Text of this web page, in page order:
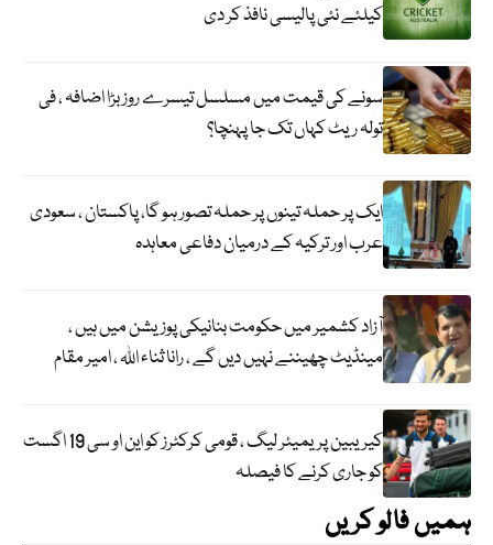
کیلئے نئی پالیسی نافذ کر دی
سونے کی قیمت میں مسلسل تیسرے روز بڑا اضافہ ، فی
تولہ ریٹ کہاں تک جا پہنچا؟
ایک پر حملہ تینوں پر حملہ تصور ہو گا، پاکستان ، سعودی
عرب اور ترکیہ کے درمیان دفاعی معاہدہ
آزاد کشمیر میں حکومت بنانیکی پوزیشن میں ہیں ،
مینڈیٹ چھیننے نہیں دیں گے ، رانا ثناء اللہ ، امیر مقام
کیریبین پریمیئر لیگ ، قومی کرکٹرز کو این او سی 19 اگست
کو جاری کرنے کا فیصلہ
ہمیں فالو کریں